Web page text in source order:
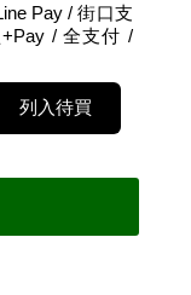
Pay / 街口支
/ 全支付 /